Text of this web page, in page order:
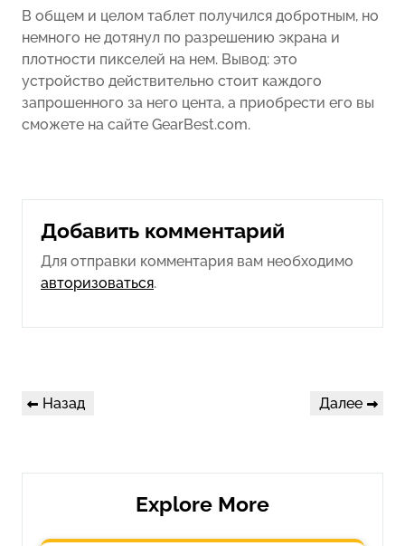
В общем и целом таблет получился добротным, но
немного не дотянул по разрешению экрана и
плотности пикселей на нем. Вывод: это
устройство действительно стоит каждого
запрошенного за него цента, а приобрести его вы
сможете на сайте GearBest.com.
Добавить комментарий
Для отправки комментария вам необходимо
авторизоваться.
Навигация
Предыдущая
Назад
Следующая
Далее
Explore More